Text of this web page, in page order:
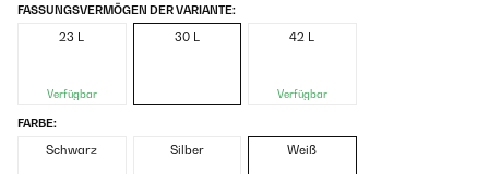
FASSUNGSVERMÖGEN DER VARIANTE:
23 L
Verfügbar
30 L 42 L
Verfügbar
FARBE:
Schwarz Silber Weiß